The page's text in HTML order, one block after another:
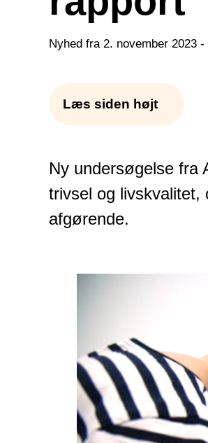
Nyhed fra 2. november 2023
Læs siden højt
Ny undersøgelse fra
trivsel og
afgørende.